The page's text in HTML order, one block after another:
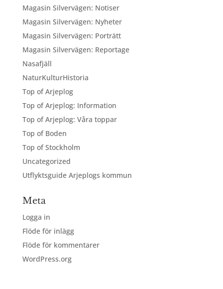
Magasin Silvervägen: Notiser
Magasin Silvervägen: Nyheter
Magasin Silvervägen: Porträtt
Magasin Silvervägen: Reportage
Nasafjäll
NaturKulturHistoria
Top of Arjeplog
Top of Arjeplog: Information
Top of Arjeplog: Våra toppar
Top of Boden
Top of Stockholm
Uncategorized
Utflyktsguide Arjeplogs kommun
Meta
Logga in
Flöde för inlägg
Flöde för kommentarer
WordPress.org